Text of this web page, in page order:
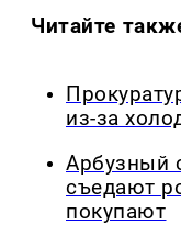
Читайте
из-за
Арбузный
съедают
покупают